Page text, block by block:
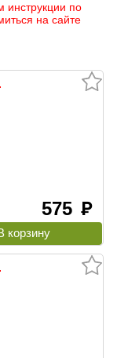
инструкции по
на сайте
575 руб